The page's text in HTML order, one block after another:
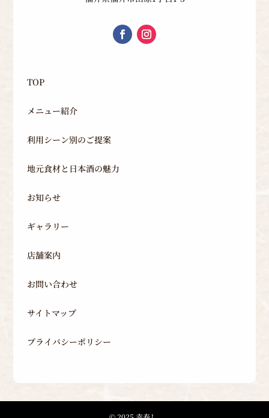
TOP
メニュー紹介
利用シーン別のご提案
地元食材と日本酒の魅力
お知らせ
ギャラリー
店舗案内
お問い合わせ
サイトマップ
プライバシーポリシー